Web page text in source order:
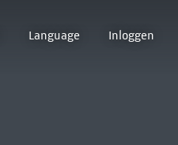
Language Inloggen